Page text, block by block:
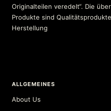
Originalteilen veredelt“. Die
Produkte sind
Herstellung
ALLGEMEINES
About Us